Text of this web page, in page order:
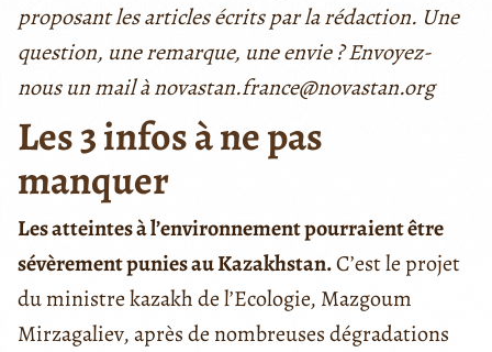
proposant les articles écrits par la rédaction. Une
question, une remarque, une envie ? Envoyez-
nous un mail à novastan.france@novastan.org
Les 3 infos à ne pas
manquer
Les atteintes à l’environnement pourraient être
sévèrement punies au Kazakhstan.C’est le projet
du ministre kazakh de l’Ecologie, Mazgoum
Mirzagaliev, après de nombreuses dégradations